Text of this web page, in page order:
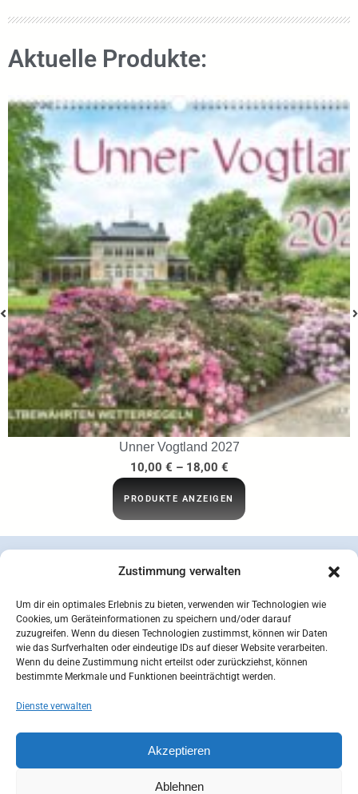
Zustimmung verwalten
Um dir ein optimales Erlebnis zu bieten, verwenden wir Technologien wie
Cookies, um Geräteinformationen zu speichern und/oder darauf
zuzugreifen. Wenn du diesen Technologien zustimmst, können wir Daten
wie das Surfverhalten oder eindeutige IDs auf dieser Website verarbeiten.
Wenn du deine Zustimmung nicht erteilst oder zurückziehst, können
bestimmte Merkmale und Funktionen beeinträchtigt werden.
Dienste verwalten
Akzeptieren
Ablehnen
Aktuelle Produkte:
Unner Vogtland 2027
10,00 € – 18,00 €
PRODUKTE ANZEIGEN
Datenschutzerklärung Zahlungsarten Versandarten
AGB Impressum